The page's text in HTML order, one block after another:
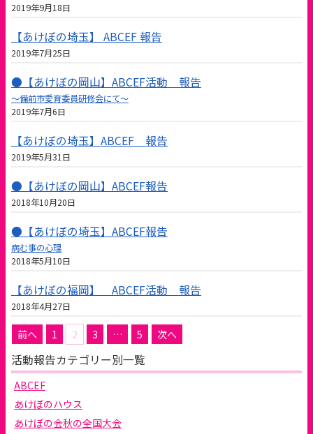
2019年9月18日
【あけぼの埼玉】 ABCEF 報告
2019年7月25日
●【あけぼの岡山】ABCEF活動 報告
〜備前市愛育委員研修会にて〜
2019年7月6日
【あけぼの埼玉】ABCEF 報告
2019年5月31日
●【あけぼの岡山】ABCEF報告
2018年10月20日
●【あけぼの埼玉】ABCEF報告
病む事の心理
2018年5月10日
【あけぼの福岡】 ABCEF活動 報告
2018年4月27日
投
稿
の
ペ
ー
ジ
送
り
前へ 1 2 3 … 5 次へ
活動報告カテゴリー別一覧
ABCEF
あけぼのハウス
あけぼの会秋の全国大会